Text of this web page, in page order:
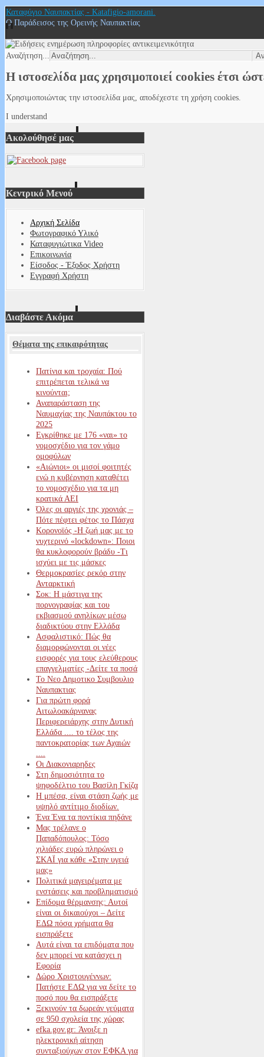
Καταφύγιο Ναυπακτίας - Katafigio-amorani.
Ο Παράδεισος της Ορεινής Ναυπακτίας
Αναζήτηση...
Η ιστοσελίδα μας χρησιμοποιεί cookies έτσι
Χρησιμοποιώντας την ιστοσελίδα μας, αποδέχεστε τη χρήση cookies.
I understand
Ακολούθησέ μας
Κεντρικό Μενού
Αρχική Σελίδα
Φωτογραφικό Υλικό
Καταφυγιώτικα Video
Επικοινωνία
Είσοδος - Έξοδος Χρήστη
Εγγραφή Χρήστη
Διαβάστε Ακόμα
Θέματα της επικαιρότητας
Πατίνια και τροχαία: Πού
επιτρέπεται τελικά να
κινούνται;
Αναπαράσταση της
Ναυμαχίας της Ναυπάκτου το
2025
Εγκρίθηκε με 176 «ναι» το
νομοσχέδιο για τον γάμο
ομοφύλων
«Αιώνιοι» οι μισοί φοιτητές
ενώ η κυβέρνηση καταθέτει
το νομοσχέδιο για τα μη
κρατικά ΑΕΙ
Όλες οι αργιές της χρονιάς –
Πότε πέφτει φέτος το Πάσχα
Κορονοϊός -Η ζωή μας με το
νυχτερινό «lockdown»: Ποιοι
θα κυκλοφορούν βράδυ -Τι
ισχύει με τις μάσκες
Θερμοκρασίες ρεκόρ στην
Ανταρκτική
Σοκ: Η μάστιγα της
πορνογραφίας και του
εκβιασμού ανηλίκων μέσω
διαδικτύου στην Ελλάδα
Ασφαλιστικό: Πώς θα
διαμορφώνονται οι νέες
εισφορές για τους ελεύθερους
επαγγελματίες -Δείτε τα ποσά
Το Νεο Δημοτικο Συμβουλιο
Ναυπακτιας
Για πρώτη φορά
Αιτωλοακάρνανας
Περιφερειάρχης στην Δυτική
Ελλάδα .... το τέλος της
παντοκρατορίας των Αχαιών
....
Οι Διακονιαρηδες
Στη δημοσιότητα το
ψηφοδέλτιο του Βασίλη Γκίζα
Η μπέσα, είναι στάση ζωής με
υψηλό αντίτιμο διοδίων.
Ένα Ένα τα ποντίκια πηδάνε
Μας τρέλανε ο
Παπαδόπουλος: Τόσο
χιλιάδες ευρώ πληρώνει ο
ΣΚΑΪ για κάθε «Στην υγειά
μας»
Πολιτικά μαγειρέματα με
ενστάσεις και προβληματισμό
Επίδομα θέρμανσης: Αυτοί
είναι οι δικαιούχοι – Δείτε
ΕΔΩ πόσα χρήματα θα
εισπράξετε
Αυτά είναι τα επιδόματα που
δεν μπορεί να κατάσχει η
Εφορία
Δώρο Χριστουγέννων:
Πατήστε ΕΔΩ για να δείτε το
ποσό που θα εισπράξετε
Ξεκινούν τα δωρεάν γεύματα
σε 950 σχολεία της χώρας
efka.gov.gr: Άνοιξε η
ηλεκτρονική αίτηση
συνταξιούχων στον ΕΦΚΑ για